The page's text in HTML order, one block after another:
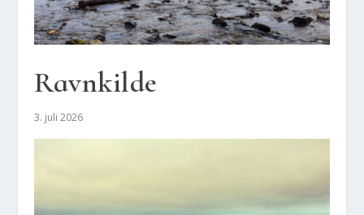
Ravnkil­de
3. juli 2026